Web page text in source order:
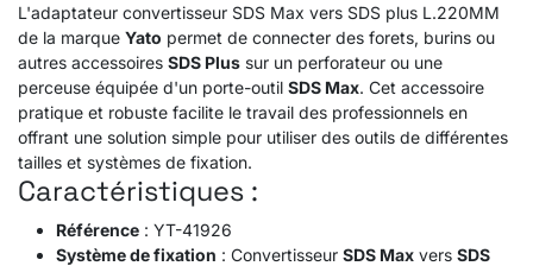
L'adaptateur convertisseur SDS Max vers SDS plus L.220MM
de la marque Yato permet de connecter des forets, burins ou
autres accessoires SDS Plus sur un perforateur ou une
perceuse équipée d'un porte-outil SDS Max. Cet accessoire
pratique et robuste facilite le travail des professionnels en
offrant une solution simple pour utiliser des outils de différentes
tailles et systèmes de fixation.
Caractéristiques :
Référence : YT-41926
Système de fixation : Convertisseur SDS Max vers SDS